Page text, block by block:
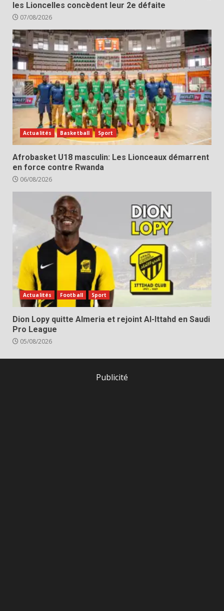
les Lioncelles concèdent leur 2e défaite
07/08/2026
Actualités Basketball Sport
Afrobasket U18 masculin: Les Lionceaux démarrent
en force contre Rwanda
06/08/2026
Actualités Football Sport
Dion Lopy quitte Almeria et rejoint Al-Ittahd en Saudi
Pro League
05/08/2026
Publicité